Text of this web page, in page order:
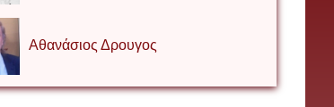
Αθανάσιος Δρουγος